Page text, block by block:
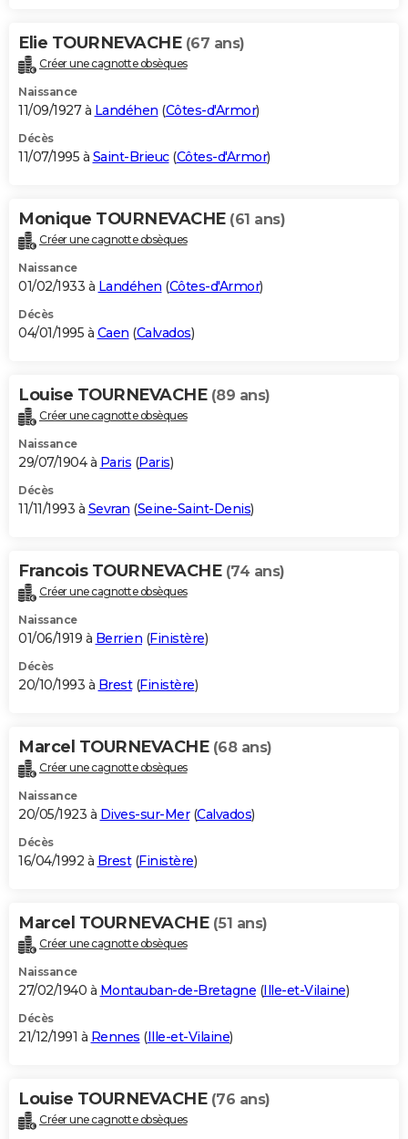
Elie TOURNEVACHE (67 ans)
Créer une cagnotte obsèques
Naissance
11/09/1927 à Landéhen (Côtes-d'Armor)
Décès
11/07/1995 à Saint-Brieuc(Côtes-d'Armor)
Monique TOURNEVACHE (61 ans)
Créer une cagnotte obsèques
Naissance
01/02/1933 à Landéhen (Côtes-d'Armor)
Décès
04/01/1995 à Caen (Calvados)
Louise TOURNEVACHE (89 ans)
Créer une cagnotte obsèques
Naissance
29/07/1904 à Paris (Paris)
Décès
11/11/1993 à Sevran (Seine-Saint-Denis)
Francois TOURNEVACHE (74 ans)
Créer une cagnotte obsèques
Naissance
01/06/1919 à Berrien (Finistère)
Décès
20/10/1993 à Brest(Finistère)
Marcel TOURNEVACHE (68 ans)
Créer une cagnotte obsèques
Naissance
20/05/1923 à Dives-sur-Mer(Calvados)
Décès
16/04/1992 à Brest(Finistère)
Marcel TOURNEVACHE (51 ans)
Créer une cagnotte obsèques
Naissance
27/02/1940 à Montauban-de-Bretagne (Ille-et-Vilaine)
Décès
21/12/1991 à Rennes (Ille-et-Vilaine)
Louise TOURNEVACHE (76 ans)
Créer une cagnotte obsèques